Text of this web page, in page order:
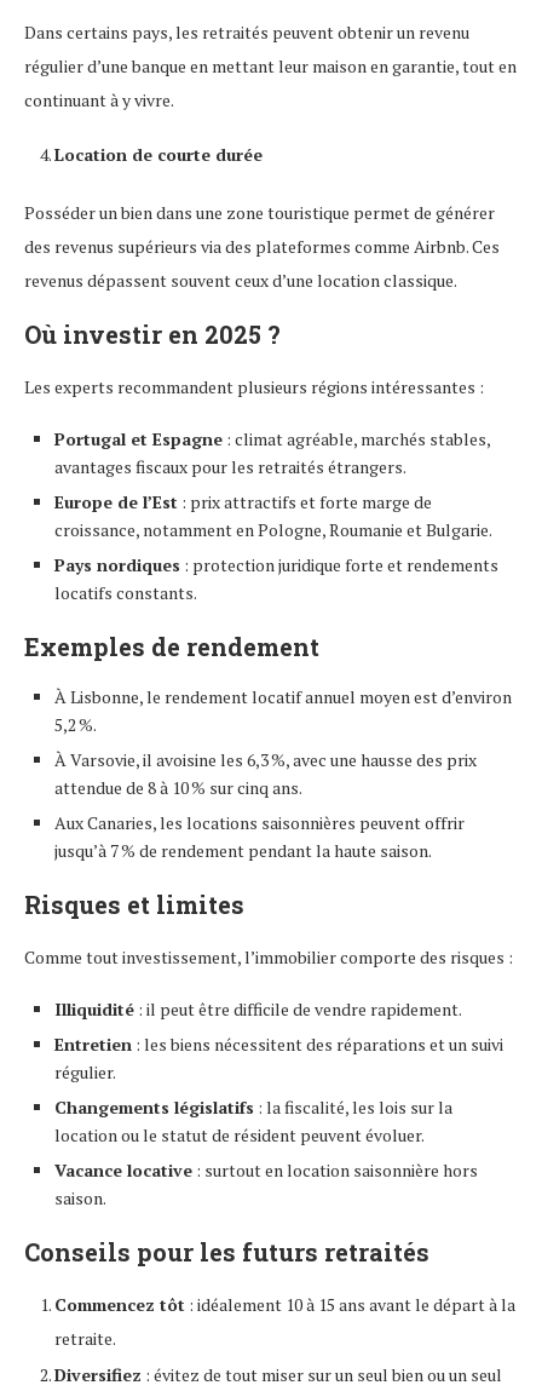
Dans certains pays, les retraités peuvent obtenir un revenu
régulier d’une banque en mettant leur maison en garantie, tout en
continuant à y vivre.
Location de courte durée
Posséder un bien dans une zone touristique permet de générer
des revenus supérieurs via des plateformes comme Airbnb. Ces
revenus dépassent souvent ceux d’une location classique.
Où investir en 2025 ?
Les experts recommandent plusieurs régions intéressantes :
Portugal et Espagne : climat agréable, marchés stables,
avantages fiscaux pour les retraités étrangers.
Europe de l’Est : prix attractifs et forte marge de
croissance, notamment en Pologne, Roumanie et Bulgarie.
Pays nordiques : protection juridique forte et rendements
locatifs constants.
Exemples de rendement
À Lisbonne, le rendement locatif annuel moyen est d’environ
5,2 %.
À Varsovie, il avoisine les 6,3 %, avec une hausse des prix
attendue de 8 à 10 % sur cinq ans.
Aux Canaries, les locations saisonnières peuvent offrir
jusqu’à 7 % de rendement pendant la haute saison.
Risques et limites
Comme tout investissement, l’immobilier comporte des risques :
Illiquidité : il peut être difficile de vendre rapidement.
Entretien : les biens nécessitent des réparations et un suivi
régulier.
Changements législatifs : la fiscalité, les lois sur la
location ou le statut de résident peuvent évoluer.
Vacance locative : surtout en location saisonnière hors
saison.
Conseils pour les futurs retraités
Commencez tôt : idéalement 10 à 15 ans avant le départ à la
retraite.
Diversifiez : évitez de tout miser sur un seul bien ou un seul